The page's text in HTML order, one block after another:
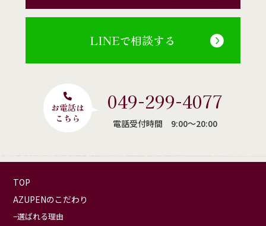
LINEで相談する
049-299-4077
電話受付時間 9:00〜20:00
TOP
AZUPENのこだわり
選ばれる理由